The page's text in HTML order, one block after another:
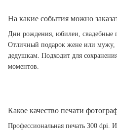
На какие события можно
Дни рождения, юбилеи, свадебные
Отличный подарок жене или мужу,
дедушкам. Подходит для
моментов.
Какое качество печати
Профессиональная печать 300 dpi.